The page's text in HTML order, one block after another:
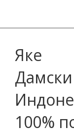
яке
Дамски
100%